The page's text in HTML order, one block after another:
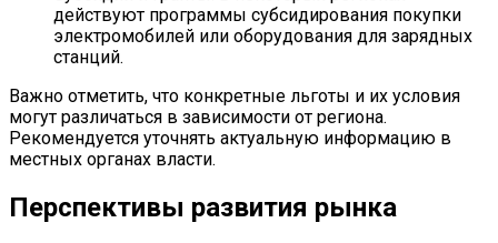
действуют программы субсидирования покупки
электромобилей или оборудования для зарядных
станций.
Важно отметить, что конкретные льготы и их условия
могут различаться в зависимости от региона.
Рекомендуется уточнять актуальную информацию в
местных органах власти.
Перспективы развития рынка